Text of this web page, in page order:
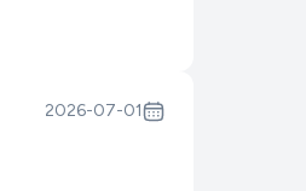
2026-07-01